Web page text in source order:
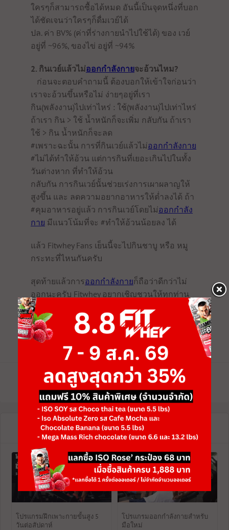
ใครๆก็สามารถซื้อได้หมด อันนี้เป็นจุดหนึ่งที่บอก
ได้ชัดเจนว่าใครๆก็ดื่มเวย์ได้
ปล. ค่า BV% (ค่าที่ร่างกายนำไปใช้ได้) ของ เวย์
อยู่ที่ ~96%, ของไข่ อยู่ที่ ~94%
2. กินเวย์แล้วไม่ออกกำลังกายจะอ้วนไหม?
ก่อนจะตอบคำถามนี้ ต้องบอกให้เข้าใจก่อนว่า
เราจะอ้วนขึ้นหรือไม่ ง่ายๆอยู่ที่เรา
กิน(พลังงาน)ไปเท่าไหร่ : ใช้(พลังงาน)ไปเท่าไหร่
ถ้าเรา กิน > ใช้ น้ำหนักก็จะเพิ่ม กลับกัน ถ้าเรา
ใช้ > กิน น้ำหนักก็จะลด
#เพราะฉะนั้น การที่กินเวย์แล้วไม่ออกกำลังกาย
#ไม่ได้ทำให้อ้วน แต่การกินที่เยอะเกินไปในทั้ง
วันต่างหาก ที่ทำให้อ้วน
กลับกัน การกินเวย์นั้นช่วยเร่งการเผาผลาญให้
สูงขึ้น และ ลดความอยากอาหารให้ต่ำลงได้ ถ้า
#คุมอาหารอยู่แล้ว การกินเวย์โดยไม่ออกกำลัง
กาย มีแนวโน้มที่จะ #ทำให้อ้วนน้อยลง ได้
แล้ว Fitwhey Fans เย็นนี้จะไปกินชาบู หรือ หมู
กระทะที่ไหนกันครับ
สุดท้ายแล้วการออกกำลังกายก็ถือว่าดีกว่าไม่
ออกนะครับ Fitwhey อยากเชิญชวนให้ทุกท่าน
ออกกำลังกาย
ง่าย ๆ ที่บ้านด้วยดัมเบล
Multifunction-Dumbbell-Bench-Set
ไฟฟ้า BAAM-HOME-RUNNERเพื่อกล้ามเนื้อที่
กระชับและเเข็งแรง
Popular / Recent
โปรแกรมฝึกเพาะกายขั้นสูง 5
วันต่อสัปดาห์
โปรแกรมออกกำลังกายสำหรับ
มือใหม่